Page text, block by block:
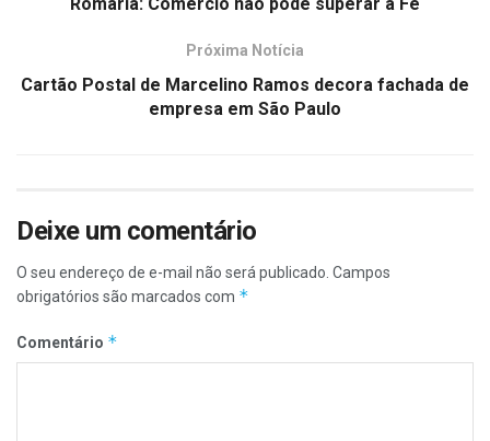
Próxima Notícia
Cartão Postal de Marcelino Ramos decora fachada de
empresa em São Paulo
Deixe um comentário
O seu endereço de e-mail não será publicado. Campos
obrigatórios são marcados com *
Comentário *